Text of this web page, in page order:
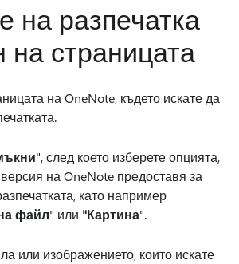
на разпечатка
на страницата
на OneNote, където искате да
", след което изберете опцията,
на OneNote предоставя за
като например
файл" или "Картина".
или изображението, които искате